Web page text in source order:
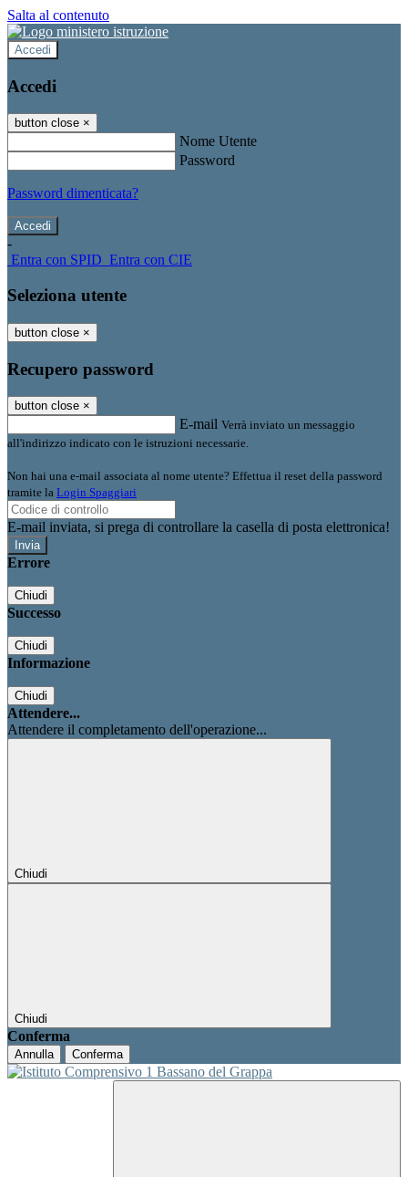
Salta al contenuto
Accedi
Accedi
button close ×
Nome Utente
Password
Password dimenticata?
-
Entra con SPID Entra con CIE
Seleziona utente
button close ×
Recupero password
button close ×
E-mail Verrà inviato un messaggio
all'indirizzo indicato con le istruzioni necessarie.
Non hai una e-mail associata al nome utente? Effettua il reset della password
tramite la Login Spaggiari
E-mail inviata, si prega di controllare la casella di posta elettronica!
Errore
Chiudi
Successo
Chiudi
Informazione
Chiudi
Attendere...
Attendere il completamento dell'operazione...
Chiudi
Chiudi
Conferma
Annulla Conferma